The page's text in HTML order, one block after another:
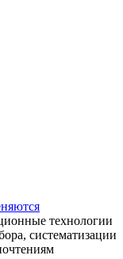
технологии
систематизации